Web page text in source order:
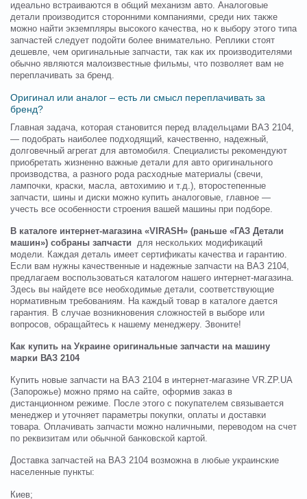
идеально встраиваются в общий механизм авто. Аналоговые
детали производится сторонними компаниями, среди них также
можно найти экземпляры высокого качества, но к выбору этого типа
запчастей следует подойти более внимательно. Реплики стоят
дешевле, чем оригинальные запчасти, так как их производителями
обычно являются малоизвестные фильмы, что позволяет вам не
переплачивать за бренд.
Оригинал или аналог – есть ли смысл переплачивать за
бренд?
Главная задача, которая становится перед владельцами ВАЗ 2104,
— подобрать наиболее подходящий, качественно, надежный,
долговечный агрегат для автомобиля. Специалисты рекомендуют
приобретать жизненно важные детали для авто оригинального
производства, а разного рода расходные материалы (свечи,
лампочки, краски, масла, автохимию и т.д.), второстепенные
запчасти, шины и диски можно купить аналоговые, главное —
учесть все особенности строения вашей машины при подборе.
В каталоге интернет-магазина «VIRASH» (раньше «ГАЗ Детали
машин») собраны запчасти
для нескольких модификаций
модели. Каждая деталь имеет сертификаты качества и гарантию.
Если вам нужны качественные и надежные запчасти на ВАЗ 2104,
предлагаем воспользоваться каталогом нашего интернет-магазина.
Здесь вы найдете все необходимые детали, соответствующие
нормативным требованиям. На каждый товар в каталоге дается
гарантия. В случае возникновения сложностей в выборе или
вопросов, обращайтесь к нашему менеджеру. Звоните!
Как купить на Украине оригинальные запчасти на машину
марки ВАЗ 2104
Купить новые запчасти на ВАЗ 2104 в интернет-магазине VR.ZP.UA
(Запорожье) можно прямо на сайте, оформив заказ в
дистанционном режиме. После этого с покупателем связывается
менеджер и уточняет параметры покупки, оплаты и доставки
товара. Оплачивать запчасти можно наличными, переводом на счет
по реквизитам или обычной банковской картой.
Доставка запчастей на ВАЗ 2104 возможна в любые украинские
населенные пункты:
Киев;